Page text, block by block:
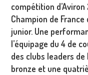
compétition
Champion de France
junior. Une
l’équipage du 4 de
des clubs leaders
bronze et une